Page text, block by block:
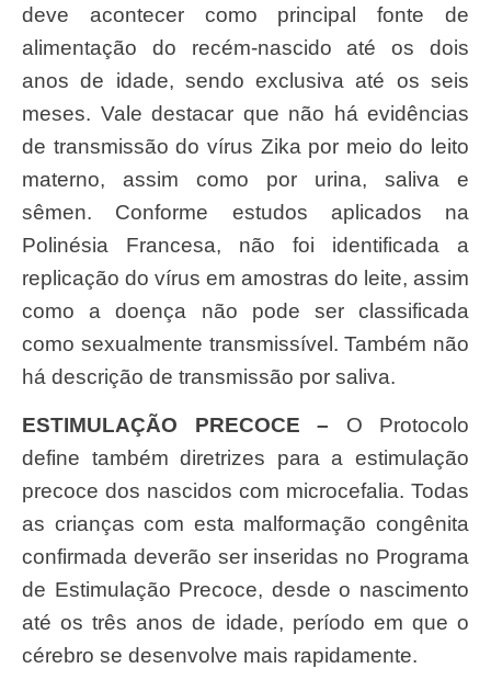
deve acontecer como principal fonte de
alimentação do recém-nascido até os dois
anos de idade, sendo exclusiva até os seis
meses. Vale destacar que não há evidências
de transmissão do vírus Zika por meio do leito
materno, assim como por urina, saliva e
sêmen. Conforme estudos aplicados na
Polinésia Francesa, não foi identificada a
replicação do vírus em amostras do leite, assim
como a doença não pode ser classificada
como sexualmente transmissível. Também não
há descrição de transmissão por saliva.
ESTIMULAÇÃO PRECOCE – O Protocolo
define também diretrizes para a estimulação
precoce dos nascidos com microcefalia. Todas
as crianças com esta malformação congênita
confirmada deverão ser inseridas no Programa
de Estimulação Precoce, desde o nascimento
até os três anos de idade, período em que o
cérebro se desenvolve mais rapidamente.